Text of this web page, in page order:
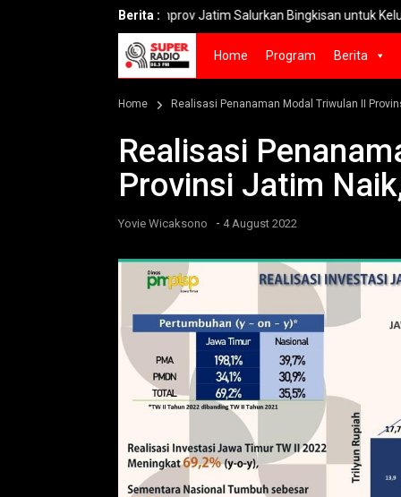
Berita :
Pemprov Jatim Salurkan Bingkisan untuk Keluarga
Home Program Berita
Home Realisasi Penanaman Modal Triwulan II
Realisasi
Provinsi Jatim
Yovie Wicaksono - 4 August 2022